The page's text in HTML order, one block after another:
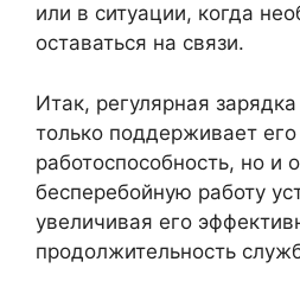
или в ситуации, когда
оставаться на связи.
Итак, регулярная
только поддерживает его
работоспособность, но и
бесперебойную работу
увеличивая его
продолжительность